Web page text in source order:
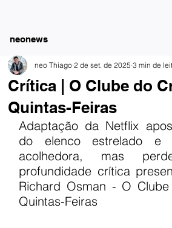
neonews
Crítica | O Clube do
Quintas-Feiras
neo Thiago 2 de set. de 2025 3 min de
Adaptação da Netflix
do elenco estrelado e
acolhedora, mas
profundidade crítica
Richard Osman - O
Quintas-Feiras